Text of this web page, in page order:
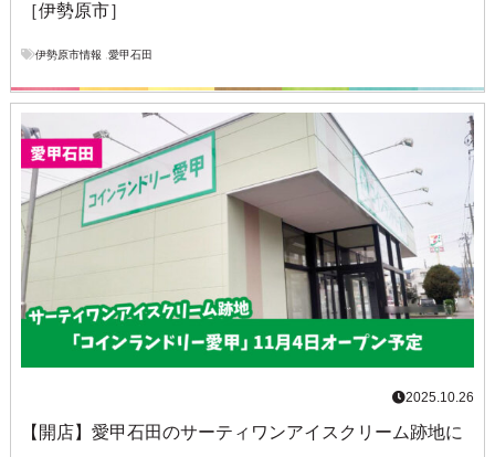
［伊勢原市］
伊勢原市情報 ,愛甲石田
2025.10.26
【開店】愛甲石田のサーティワンアイスクリーム跡地に